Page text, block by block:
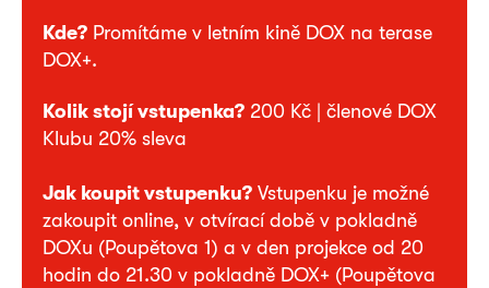
Kde? Promítáme v letním kině DOX na terase
DOX+.
Kolik stojí vstupenka? 200 Kč | členové DOX
Klubu 20% sleva
Jak koupit vstupenku? Vstupenku je možné
zakoupit online, v otvírací době v pokladně
DOXu (Poupětova 1) a v den projekce od 20
hodin do 21.30 v pokladně DOX+ (Poupětova